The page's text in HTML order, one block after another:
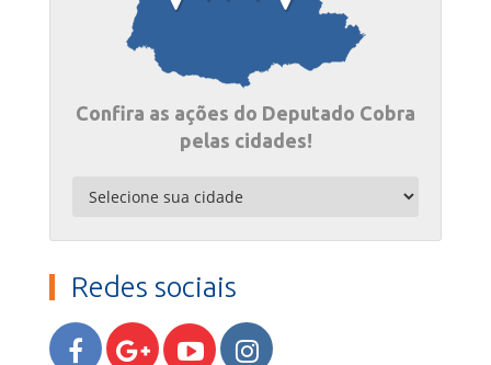
Confira as ações do Deputado Cobra
pelas cidades!
Redes sociais